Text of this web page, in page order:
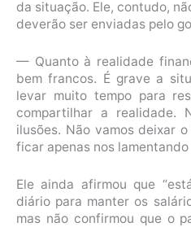
da situação. Ele, contudo,
deverão ser enviadas pelo
— Quanto à realidade
bem francos. É grave a
levar muito tempo para
compartilhar a realidade.
ilusões. Não vamos deixar
ficar apenas nos
Ele ainda afirmou que
diário para manter os
mas não confirmou que o